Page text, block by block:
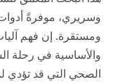
وسريري، موفرةً
ومستقرة. إن فهم
والأساسية في رحلة
الصحي التي قد